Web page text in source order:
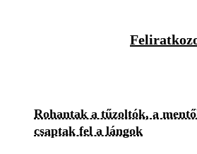
Rohantak a tűzoltók, a
csaptak fel a lángok